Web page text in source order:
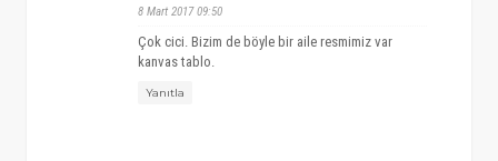
8 Mart 2017 09:50
Çok cici. Bizim de böyle bir aile resmimiz var
kanvas tablo.
Yanıtla